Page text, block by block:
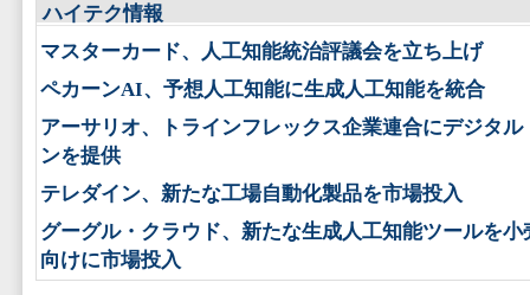
ハイテク情報
マスターカード、人工知能統治評議会を立ち上げ
ペカーンAI、予想人工知能に生成人工知能を統合
アーサリオ、トラインフレックス企業連合にデジタル
ンを提供
テレダイン、新たな工場自動化製品を市場投入
グーグル・クラウド、新たな生成人工知能ツールを小
向けに市場投入